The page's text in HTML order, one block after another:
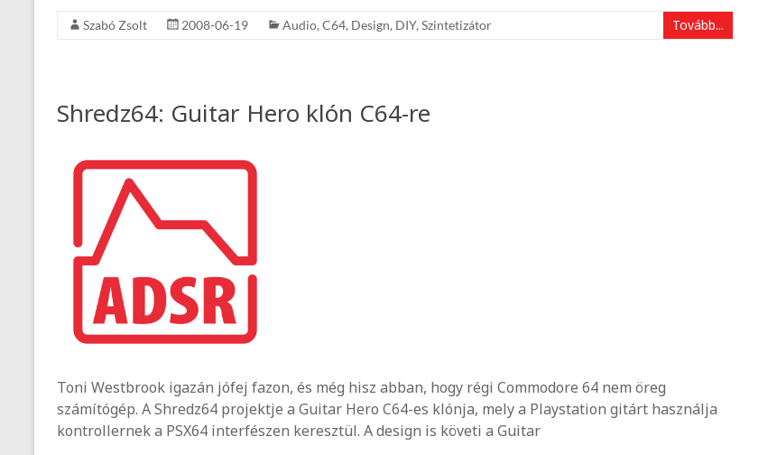
Szabó Zsolt 2008-06-19 Audio, C64, Design, DIY, Szintetizátor Tovább...
Shredz64: Guitar Hero klón C64-re
Toni Westbrook igazán jófej fazon, és még hisz abban, hogy régi Commodore 64 nem öreg
számítógép. A Shredz64 projektje a Guitar Hero C64-es klónja, mely a Playstation gitárt használja
kontrollernek a PSX64 interfészen keresztül. A design is követi a Guitar